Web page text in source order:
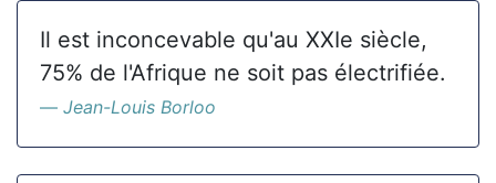
Il est inconcevable qu'au XXIe siècle,
75% de l'Afrique ne soit pas électrifiée.
Jean-Louis Borloo